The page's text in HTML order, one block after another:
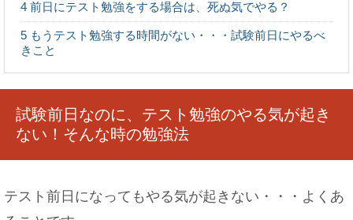
的な柔軟のコツ
4 前日にテスト勉強をする場合は、死ぬ気でやる？
5 もうテスト勉強する時間がない・・・試験前日にやるべ
きこと
試験前日なのに、テスト勉強のやる気が起き
ない！そんな時の勉強法
テスト前日になってもやる気が起きない・・・よくあ